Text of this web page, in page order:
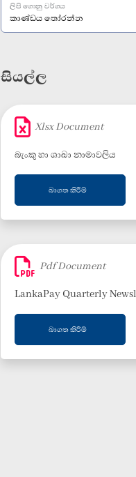
ලිපි ගොනු වර්ගය
සියල්ල
Xlsx Document
බැංකු හා ශාඛා නාමාවලිය
බාගත කිරීම්
Pdf Document
LankaPay Quarterly
බාගත කිරීම්